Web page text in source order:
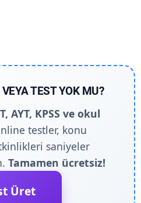
TEST YOK MU?
AYT, KPSS ve okul
testler, konu
saniyeler
Tamamen ücretsiz!
Üret